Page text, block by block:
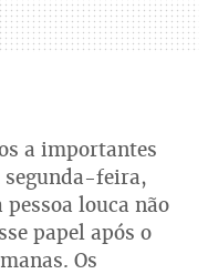
a importantes
feira,
louca não
papel após o
Os